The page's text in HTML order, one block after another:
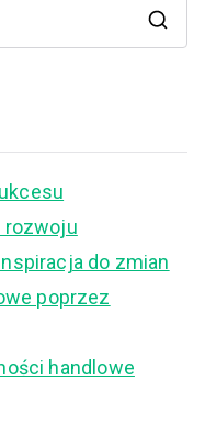
rozwoju
do zmian
poprzez
handlowe